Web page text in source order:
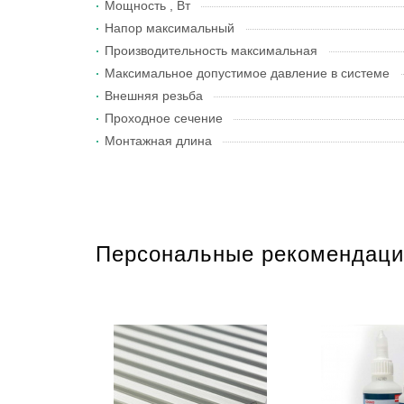
Мощность , Вт
Напор максимальный
Производительность максимальная
Максимальное допустимое давление в системе
Внешняя резьба
Проходное сечение
Монтажная длина
Персональные